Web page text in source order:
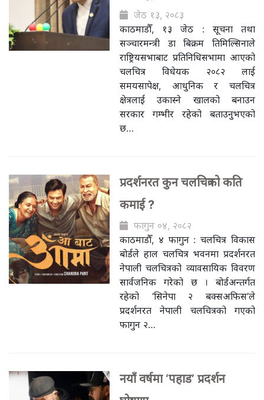
जेठ १३, २०८३
काठमाडौँ, १३ जेठ : सूचना तथा
सञ्चारमन्त्री डा बिक्रम तिमिल्सिनाले
राष्ट्रियसभाबाट प्रतिनिधिसभामा आएको
चलचित्र विधेयक २०८२ लाई
समयसापेक्ष, आधुनिक र चलचित्र
क्षेत्रलाई उकास्ने खालको बनाउन
सरकार गम्भीर रहेको बताउनुभएको
छ…
प्रदर्शनरत कुन चलचित्रको कति
कमाई ?
फागुन ०४, २०८२
काठमाडौँ, ४ फागुन : चलचित्र विकास
बोर्डले हाल चलचित्र भवनमा प्रदर्शनरत
नेपाली चलचित्रको व्यावसायिक विवरण
सार्वजनिक गरेको छ । बोर्डअन्तर्गत
रहेको ‘सिनेपा २ बक्सअफिस’ले
प्रदर्शनरत नेपाली चलचित्रको गएको
फागुन २…
नयाँ वर्षमा ‘पहाड’ प्रदर्शन